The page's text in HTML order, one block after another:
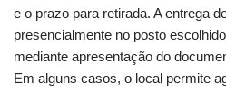
e o prazo para retirada. A entrega
presencialmente no posto
mediante apresentação do
Em alguns casos, o local permite